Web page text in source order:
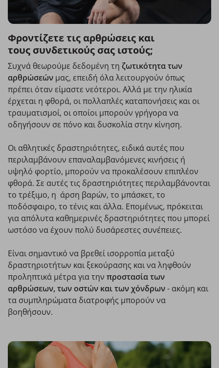
Φροντίζετε τις αρθρώσεις και
τους συνδετικούς σας ιστούς;
Συχνά θεωρούμε δεδομένη τη ζωτικότητα των
αρθρώσεών μας, επειδή όλα λειτουργούν όπως
πρέπει όταν είμαστε νεότεροι. Αλλά με την ηλικία
έρχεται η φθορά, οι πολλαπλές καταπονήσεις και οι
τραυματισμοί, οι οποίοι μπορούν γρήγορα να
οδηγήσουν σε πόνο και δυσκολία στην κίνηση.
Οι αθλητικές δραστηριότητες, ειδικά αυτές που
περιλαμβάνουν επαναλαμβανόμενες κινήσεις ή
υψηλό φορτίο, μπορούν να προκαλέσουν επιπλέον
φθορά. Σε αυτές τις δραστηριότητες περιλαμβάνονται
το τρέξιμο, η άρση βαρών, το μπάσκετ, το
ποδόσφαιρο, το τένις και άλλα. Επομένως, πρόκειται
για απόλυτα καθημερινές δραστηριότητες που μπορεί
ωστόσο να έχουν πολύ δυσάρεστες συνέπειες.
Είναι σημαντικό να βρεθεί ισορροπία μεταξύ
δραστηριοτήτων και ξεκούρασης και να ληφθούν
προληπτικά μέτρα για την προστασία των
αρθρώσεων, των οστών και των χόνδρων- ακόμη και
τα συμπληρώματα διατροφής μπορούν να
βοηθήσουν.